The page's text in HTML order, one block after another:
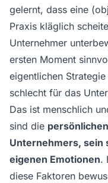
gelernt, dass eine
Praxis kläglich
Unternehmer
ersten Moment
eigentlichen
schlecht für das
Das ist menschlich
sind die
Unternehmers, sein
eigenen Emotionen.
diese Faktoren